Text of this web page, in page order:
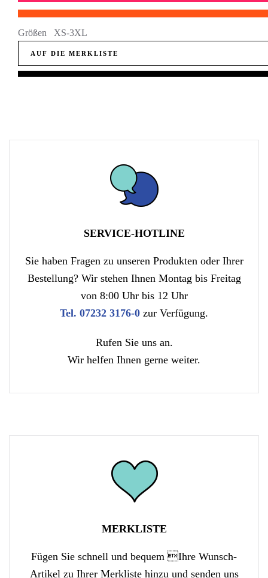
Größen XS-3XL
AUF DIE MERKLISTE
SERVICE-HOTLINE
Sie haben Fragen zu unseren Produkten oder Ihrer
Bestellung? Wir stehen Ihnen Montag bis Freitag
von 8:00 Uhr bis 12 Uhr
Tel. 07232 3176-0 zur Verfügung.
Rufen Sie uns an.
Wir helfen Ihnen gerne weiter.
MERKLISTE
Fügen Sie schnell und bequem Ihre Wunsch-
Artikel zu Ihrer Merkliste hinzu und senden uns